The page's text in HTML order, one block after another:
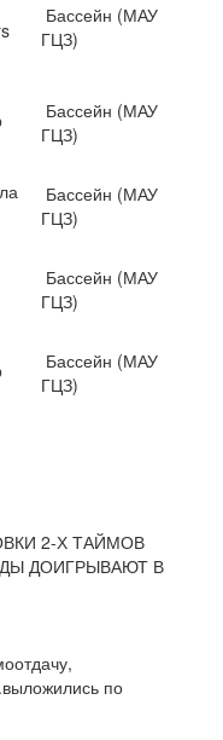
Бассейн (МАУ
ГЦЗ)
Бассейн (МАУ
ГЦЗ)
Бассейн (МАУ
ГЦЗ)
Бассейн (МАУ
ГЦЗ)
Бассейн (МАУ
ГЦЗ)
2-Х ТАЙМОВ
ДОИГРЫВАЮТ В
по